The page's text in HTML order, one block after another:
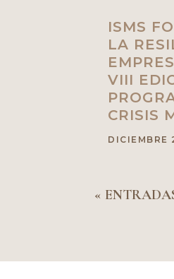
ISMS
LA
VIII
CRISIS
DICIEMBRE
«